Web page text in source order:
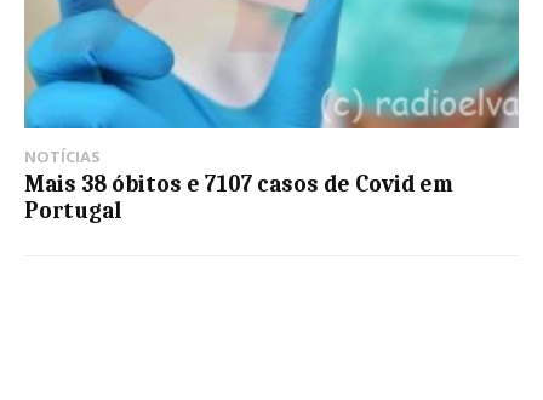
NOTÍCIAS
Mais 38 óbitos e 7107 casos de Covid em
Portugal